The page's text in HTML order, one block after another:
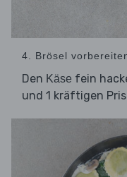
4. Brösel
Den Käse fein
und 1 kräftigen